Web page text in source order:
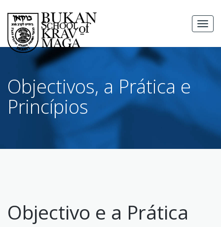
content
Objectivos, a Prática e
Princípios
Objectivo e a Prática